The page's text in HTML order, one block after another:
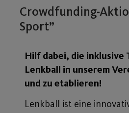
Crowdfunding-
Sport”
Hilf dabei, die inklusive
Lenkball in unserem
und zu etablieren!
Lenkball ist eine